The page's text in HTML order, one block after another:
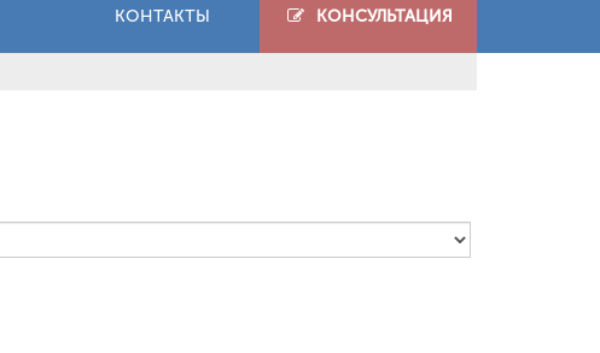
КОНТАКТЫ КОНСУЛЬТАЦИЯ